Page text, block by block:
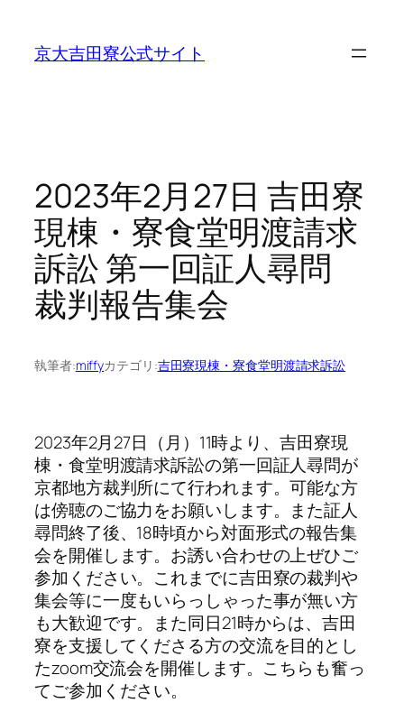
京大吉田寮公式サイト
2023年2月27日 吉田寮
現棟・寮食堂明渡請求
訴訟 第一回証人尋問
裁判報告集会
執筆者:miffyカテゴリ:吉田寮現棟・寮食堂明渡請求訴訟
2023年2月27日（月）11時より、吉田寮現
棟・食堂明渡請求訴訟の第一回証人尋問が
京都地方裁判所にて行われます。可能な方
は傍聴のご協力をお願いします。また証人
尋問終了後、18時頃から対面形式の報告集
会を開催します。お誘い合わせの上ぜひご
参加ください。これまでに吉田寮の裁判や
集会等に一度もいらっしゃった事が無い方
も大歓迎です。また同日21時からは、吉田
寮を支援してくださる方の交流を目的とし
たzoom交流会を開催します。こちらも奮っ
てご参加ください。